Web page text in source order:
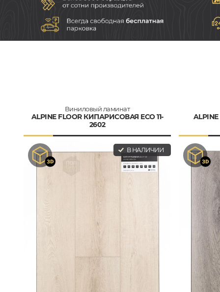
Виниловый ламинат
ALPINE FLOOR КИПАРИСОВАЯ ECO 11-
2602
В НАЛИЧИИ
ALPINE